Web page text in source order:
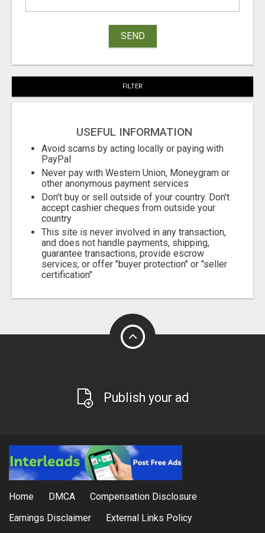
SEND
FILTER
USEFUL INFORMATION
Avoid scams by acting locally or paying with
PayPal
Never pay with Western Union, Moneygram or
other anonymous payment services
Don't buy or sell outside of your country. Don't
accept cashier cheques from outside your
country
This site is never involved in any transaction,
and does not handle payments, shipping,
guarantee transactions, provide escrow
services, or offer "buyer protection" or "seller
certification"
Publish your ad
Home DMCA
Compensation Disclosure
Earnings Disclaimer
External Links Policy